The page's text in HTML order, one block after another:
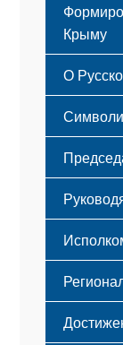
Крыму
О
Этапы
Флаг
Герб
Гимн